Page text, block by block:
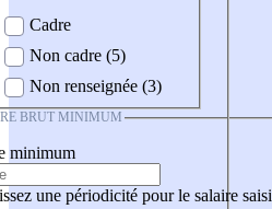
Cadre
Non cadre (5)
Non renseignée (3)
BRUT MINIMUM
minimum
une périodicité pour le salaire saisi